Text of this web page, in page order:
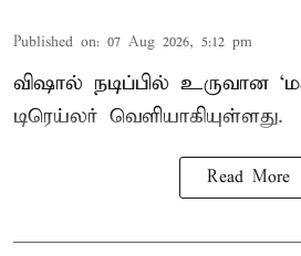
Published on: 07 Aug 2026, 5:12 pm
விஷால் நடிப்பில் உருவான
டிரெய்லர் வெளியாகியுள்ளது.
Read More